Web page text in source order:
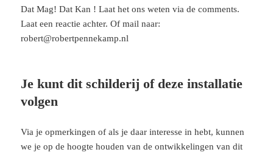
Dat Mag! Dat Kan ! Laat het ons weten via de comments.
Laat een reactie achter. Of mail naar:
robert@robertpennekamp.nl
Je kunt dit schilderij of deze installatie
volgen
Via je opmerkingen of als je daar interesse in hebt, kunnen
we je op de hoogte houden van de ontwikkelingen van dit